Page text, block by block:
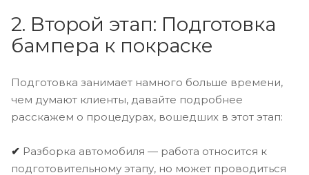
2. Второй этап: Подготовка
бампера к покраске
Подготовка занимает намного больше времени,
чем думают клиенты, давайте подробнее
расскажем о процедурах, вошедших в этот этап:
✔ Разборка автомобиля — работа относится к
подготовительному этапу, но может проводиться